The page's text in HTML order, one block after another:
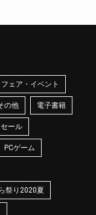
フェア・イベント
の他 電子書籍
ール
PCゲーム
祭り2020夏